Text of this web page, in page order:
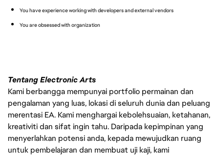
You have experience working with developers and external vendors
You are obsessed with organization
Tentang Electronic Arts
Kami berbangga mempunyai portfolio permainan dan
pengalaman yang luas, lokasi di seluruh dunia dan peluang
merentasi EA. Kami menghargai kebolehsuaian, ketahanan,
kreativiti dan sifat ingin tahu. Daripada kepimpinan yang
menyerlahkan potensi anda, kepada mewujudkan ruang
untuk pembelajaran dan membuat uji kaji, kami